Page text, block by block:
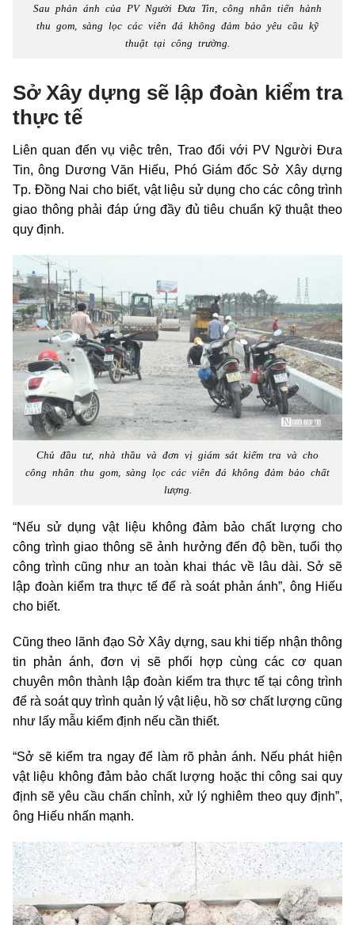
Sau phản ánh của PV Người Đưa Tin, công nhân tiến hành
thu gom, sàng lọc các viên đá không đảm bảo yêu cầu kỹ
thuật tại công trường.
Sở Xây dựng sẽ lập đoàn kiểm tra
thực tế
Liên quan đến vụ việc trên, Trao đổi với PV Người Đưa
Tin, ông Dương Văn Hiếu, Phó Giám đốc Sở Xây dựng
Tp. Đồng Nai cho biết, vật liệu sử dụng cho các công trình
giao thông phải đáp ứng đầy đủ tiêu chuẩn kỹ thuật theo
quy định.
Chủ đầu tư, nhà thầu và đơn vị giám sát kiểm tra và cho
công nhân thu gom, sàng lọc các viên đá không đảm bảo chất
lượng.
“Nếu sử dụng vật liệu không đảm bảo chất lượng cho
công trình giao thông sẽ ảnh hưởng đến độ bền, tuổi thọ
công trình cũng như an toàn khai thác về lâu dài. Sở sẽ
lập đoàn kiểm tra thực tế để rà soát phản ánh”, ông Hiếu
cho biết.
Cũng theo lãnh đạo Sở Xây dựng, sau khi tiếp nhận thông
tin phản ánh, đơn vị sẽ phối hợp cùng các cơ quan
chuyên môn thành lập đoàn kiểm tra thực tế tại công trình
để rà soát quy trình quản lý vật liệu, hồ sơ chất lượng cũng
như lấy mẫu kiểm định nếu cần thiết.
“Sở sẽ kiểm tra ngay để làm rõ phản ánh. Nếu phát hiện
vật liệu không đảm bảo chất lượng hoặc thi công sai quy
định sẽ yêu cầu chấn chỉnh, xử lý nghiêm theo quy định”,
ông Hiếu nhấn mạnh.